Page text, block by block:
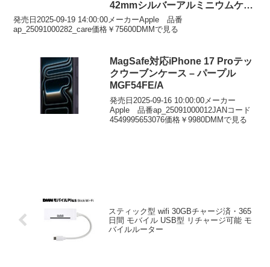
42mmシルバーアルミニウムケー
スとパープルフォグスポーツバン
ド – M/L
発売日2025-09-19 14:00:00メーカーApple 品番
ap_25091000282_care価格￥75600DMMで見る
MagSafe対応iPhone 17 Proテッ
クウーブンケース – パープル
MGF54FE/A
発売日2025-09-16 10:00:00メーカー
Apple 品番ap_25091000012JANコード
4549995653076価格￥9980DMMで見る
スティック型 wifi 30GBチャージ済・365
日間 モバイル USB型 リチャージ可能 モ
バイルルーター